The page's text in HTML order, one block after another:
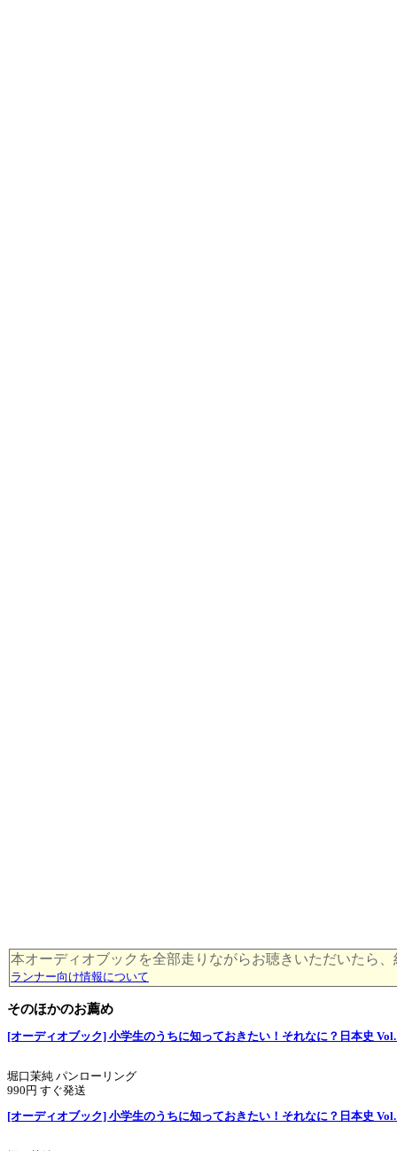
本オーディオブックを全部走りながらお聴きいただいたら、
ランナー向け情報について
そのほかのお薦め
[オーディオブック] 小学生のうちに知っておきたい！それなに？日本史
堀口茉純 パンローリング
990円 すぐ発送
[オーディオブック] 小学生のうちに知っておきたい！それなに？日本史